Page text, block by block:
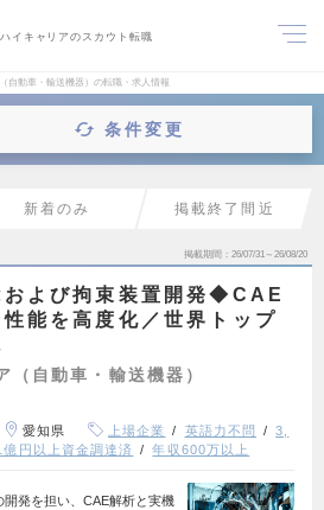
イキャリアのスカウト転職
自動車・輸送機器）の転職・求人情報
条件変更
新着のみ 掲載終了間近
掲載期間 26/07/31～26/08/20
および拘束装置開発◆CAE
能を高度化／世界トップ
（自動車・輸送機器）
愛知県 上場企業 英語力不問
3,
億円以上資金調達済 年収600万以上
発を担い、CAE解析と実機